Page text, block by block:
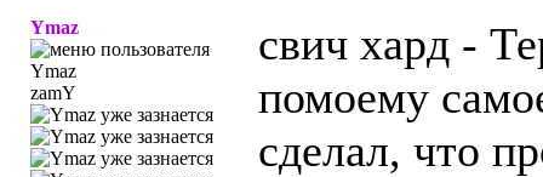
Ymaz
zamY
свич хард -
помоему
сделал, что